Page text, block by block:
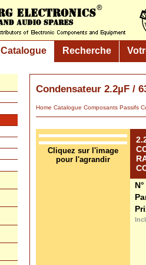
Catalogue Recherche
Condensateur 2.2µF /
Home Catalogue Composants